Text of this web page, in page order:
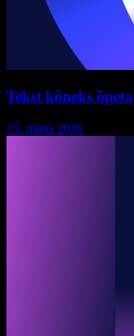
Tekst kõneks
15. märts 2026